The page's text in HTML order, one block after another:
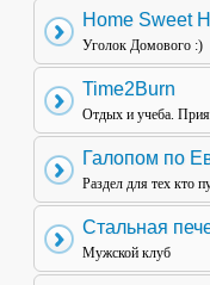
Home Sweet
Уголок Домового :)
Time2Burn
Отдых и учеба.
Галопом по
Раздел для тех кто
Стальная
Мужской клуб